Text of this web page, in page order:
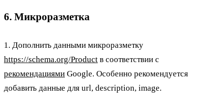
6. Микроразметка
1. Дополнить данными микроразметку
https://schema.org/Product в соответствии с
рекомендациями Google. Особенно рекомендуется
добавить данные для url, description, image.